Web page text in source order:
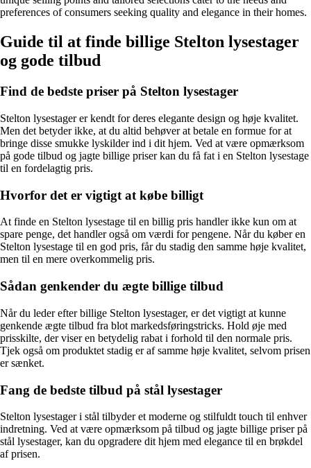
preferences of consumers seeking quality and elegance in their homes.
Guide til at finde billige Stelton lysestager
og gode tilbud
Find de bedste priser på Stelton lysestager
Stelton lysestager er kendt for deres elegante design og høje kvalitet.
Men det betyder ikke, at du altid behøver at betale en formue for at
bringe disse smukke lyskilder ind i dit hjem. Ved at være opmærksom
på gode tilbud og jagte billige priser kan du få fat i en Stelton lysestage
til en fordelagtig pris.
Hvorfor det er vigtigt at købe billigt
At finde en Stelton lysestage til en billig pris handler ikke kun om at
spare penge, det handler også om værdi for pengene. Når du køber en
Stelton lysestage til en god pris, får du stadig den samme høje kvalitet,
men til en mere overkommelig pris.
Sådan genkender du ægte billige tilbud
Når du leder efter billige Stelton lysestager, er det vigtigt at kunne
genkende ægte tilbud fra blot markedsføringstricks. Hold øje med
prisskilte, der viser en betydelig rabat i forhold til den normale pris.
Tjek også om produktet stadig er af samme høje kvalitet, selvom prisen
er sænket.
Fang de bedste tilbud på stål lysestager
Stelton lysestager i stål tilbyder et moderne og stilfuldt touch til enhver
indretning. Ved at være opmærksom på tilbud og jagte billige priser på
stål lysestager, kan du opgradere dit hjem med elegance til en brøkdel
af prisen.